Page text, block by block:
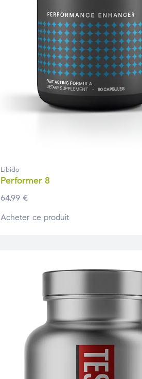
Libido
Performer 8
64,99 €
Acheter ce produit